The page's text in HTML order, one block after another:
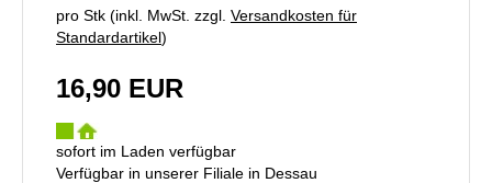
pro Stk (inkl. MwSt. zzgl. Versandkosten für
Standardartikel)
16,90 EUR
sofort im Laden verfügbar
Verfügbar in unserer Filiale in Dessau